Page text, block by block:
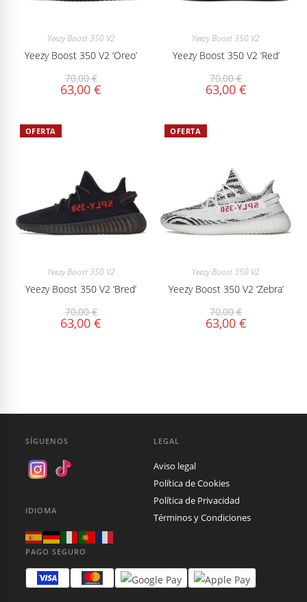
Yeezy Boost 350 V2
Yeezy Boost 350 V2 ‘Oreo’
70,00€
63,00€
Yeezy Boost 350 V2
Yeezy Boost 350 V2 ‘Red’
70,00€
63,00 €
OFERTA
Yeezy Boost 350 V2
Yeezy Boost 350 V2 ‘Bred’
70,00€
63,00€
OFERTA
Yeezy Boost 350 V2
Yeezy Boost 350 V2 ‘Zebra’
70,00€
63,00 €
SÍGUENOS
IDIOMA
LEGAL
Aviso legal
Política de Cookies
Política de Privacidad
Términos y Condiciones
PAGO SEGURO